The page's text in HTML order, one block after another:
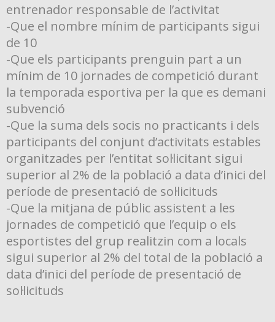
entrenador responsable de l’activitat
-Que el nombre mínim de participants sigui
de 10
-Que els participants prenguin part a un
mínim de 10 jornades de competició durant
la temporada esportiva per la que es demani
subvenció
-Que la suma dels socis no practicants i dels
participants del conjunt d’activitats estables
organitzades per l’entitat sol·licitant sigui
superior al 2% de la població a data d’inici del
període de presentació de sol·licituds
-Que la mitjana de públic assistent a les
jornades de competició que l’equip o els
esportistes del grup realitzin com a locals
sigui superior al 2% del total de la població a
data d’inici del període de presentació de
sol·licituds